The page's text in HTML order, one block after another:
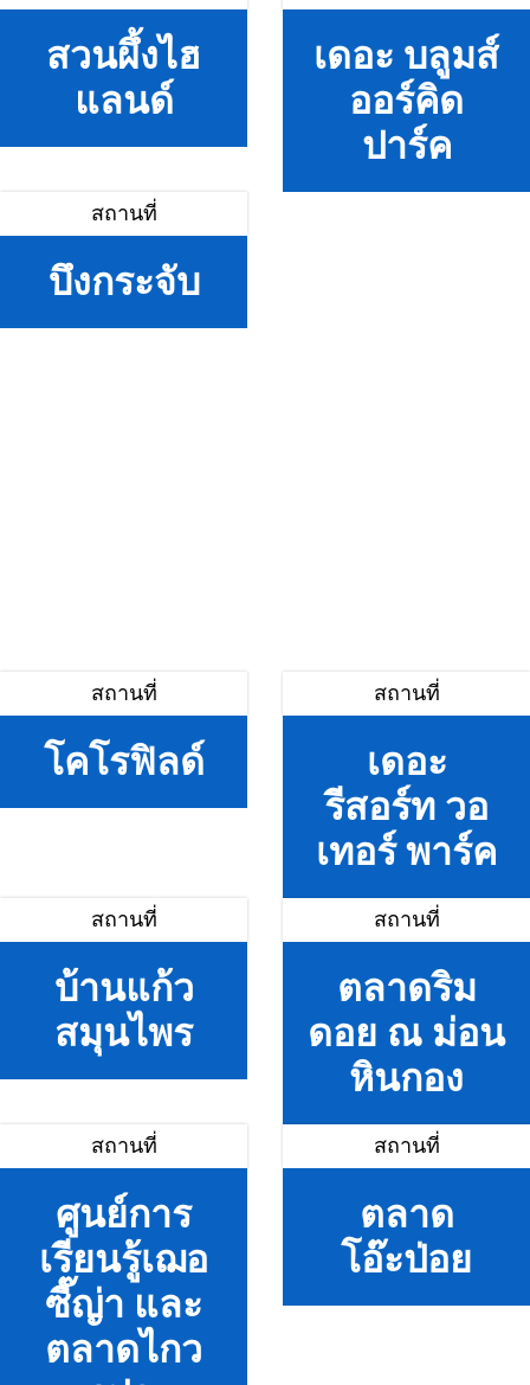
สวนผึ้งไฮ
แลนด์
เดอะ บลูมส์
ออร์คิด
ปาร์ค
สถานที่
บึงกระจับ
สถานที่
โคโรฟิลด์
สถานที่
เดอะ
รีสอร์ท วอ
เทอร์ พาร์ค
สถานที่
บ้านแก้ว
สมุนไพร
สถานที่
ตลาดริม
ดอย ณ ม่อน
หินกอง
สถานที่
ศูนย์การ
เรียนรู้เฌอ
ซี๊ญ่า และ
ตลาดไกว
สถานที่
ตลาด
โอ๊ะป่อย